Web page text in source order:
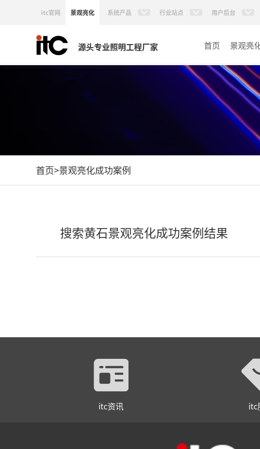
itc官网 景观亮化 系统产品 行业站点 用户后台
源头专业照明工程厂家 首页 景观亮
首页>景观亮化成功案例
搜索黄石景观亮化成功案例结果
itc资讯 itc